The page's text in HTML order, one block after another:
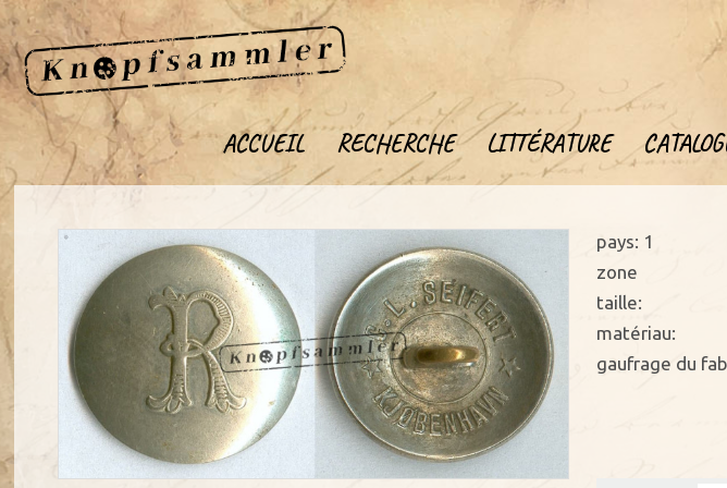
ACCUEIL RECHERCHE LITTÉRATURE
pays: 1
zone
taille:
matériau:
gaufrage du